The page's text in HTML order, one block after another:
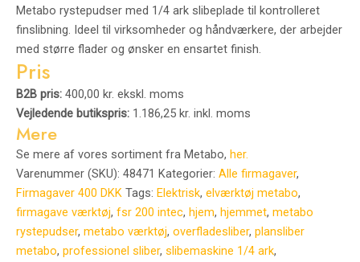
Metabo rystepudser med 1/4 ark slibeplade til kontrolleret
finslibning. Ideel til virksomheder og håndværkere, der arbejder
med større flader og ønsker en ensartet finish.
Pris
B2B pris: 400,00 kr. ekskl. moms
Vejledende butikspris: 1.186,25 kr. inkl. moms
Mere
Se mere af vores sortiment fra Metabo, her.
Varenummer (SKU): 48471 Kategorier: Alle firmagaver,
Firmagaver 400 DKK Tags: Elektrisk, elværktøj metabo,
firmagave værktøj, fsr 200 intec, hjem, hjemmet, metabo
rystepudser, metabo værktøj, overfladesliber, plansliber
metabo, professionel sliber, slibemaskine 1/4 ark,